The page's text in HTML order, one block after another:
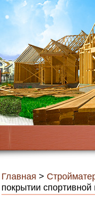
Главная >
покрытии